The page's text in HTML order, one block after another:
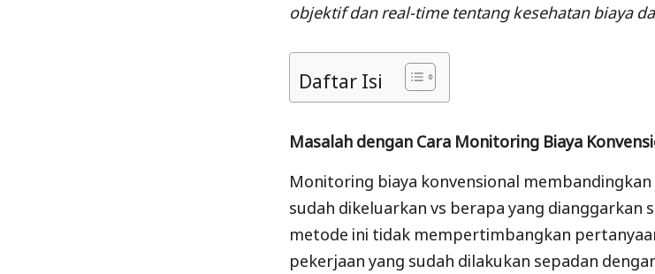
objektif dan real-time tentang kesehatan biaya
Daftar Isi
Masalah dengan Cara Monitoring Biaya
Monitoring biaya konvensional
sudah dikeluarkan vs berapa yang dianggarkan
metode ini tidak mempertimbangkan
pekerjaan yang sudah dilakukan sepadan